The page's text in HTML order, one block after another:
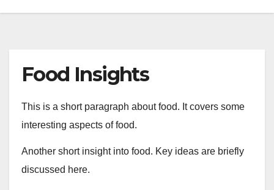
Food Insights
This is a short paragraph about food. It covers some
interesting aspects of food.
Another short insight into food. Key ideas are briefly
discussed here.